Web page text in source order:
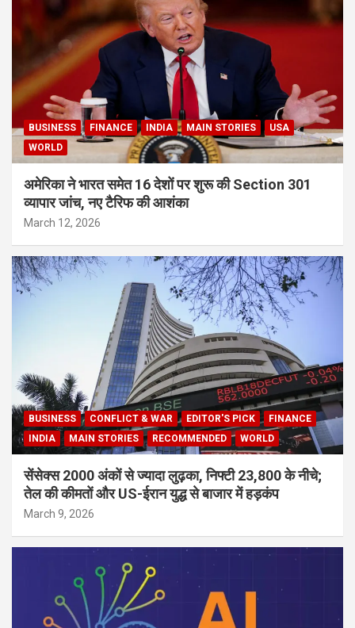
BUSINESS FINANCE INDIA MAIN STORIES
USA
WORLD
अमेरिका ने भारत समेत 16 देशों पर शुरू की Section 301
व्यापार जांच, नए टैरिफ की आशंका
March 12, 2026
BUSINESS CONFLICT & WAR EDITOR'S PICK
FINANCE
INDIA
MAIN STORIES RECOMMENDED WORLD
सेंसेक्स 2000 अंकों से ज्यादा लुढ़का, निफ्टी 23,800 के नीचे;
तेल की कीमतों और US-ईरान युद्ध से बाजार में हड़कंप
March 9, 2026